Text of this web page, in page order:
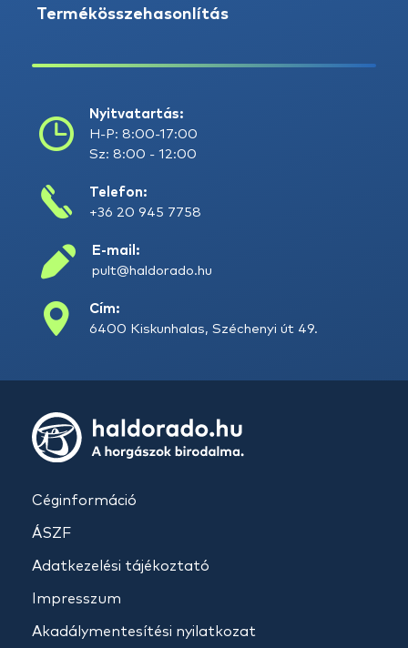
Termékösszehasonlítás
Nyitvatartás:
H-P: 8:00-17:00
Sz: 8:00 - 12:00
Telefon:
+36 20 945 7758
E-mail:
pult@haldorado.hu
Cím:
6400 Kiskunhalas, Széchenyi út 49.
Céginformáció
ÁSZF
Adatkezelési tájékoztató
Impresszum
Akadálymentesítési nyilatkozat